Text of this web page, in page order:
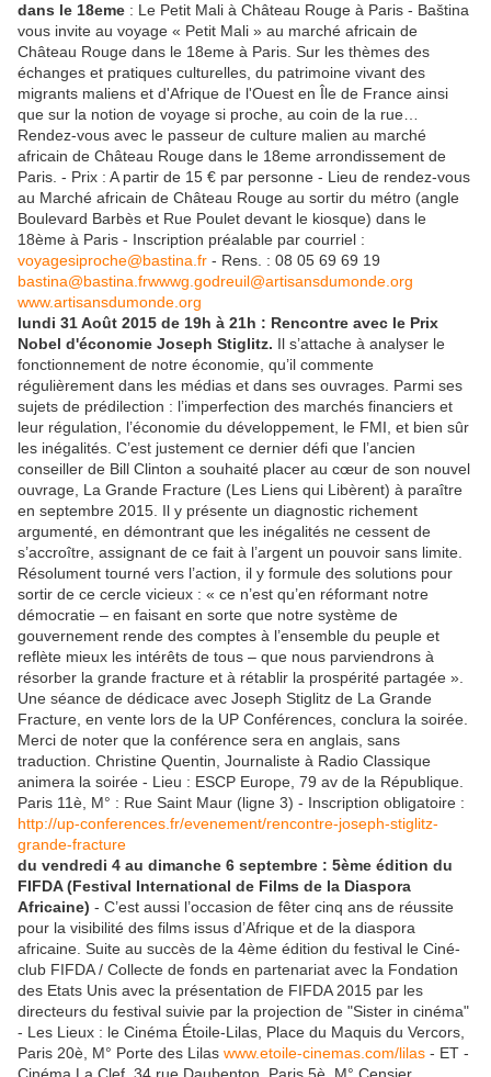
dans le 18eme : Le Petit Mali à Château Rouge à Paris - Baština
vous invite au voyage « Petit Mali » au marché africain de
Château Rouge dans le 18eme à Paris. Sur les thèmes des
échanges et pratiques culturelles, du patrimoine vivant des
migrants maliens et d'Afrique de l'Ouest en Île de France ainsi
que sur la notion de voyage si proche, au coin de la rue…
Rendez-vous avec le passeur de culture malien au marché
africain de Château Rouge dans le 18eme arrondissement de
Paris. - Prix : A partir de 15 € par personne - Lieu de rendez-vous
au Marché africain de Château Rouge au sortir du métro (angle
Boulevard Barbès et Rue Poulet devant le kiosque) dans le
18ème à Paris - Inscription préalable par courriel :
voyagesiproche@bastina.fr - Rens. : 08 05 69 69 19
bastina@bastina.frwwwg.godreuil@artisansdumonde.org
www.artisansdumonde.org
lundi 31 Août 2015 de 19h à 21h : Rencontre avec le Prix
Nobel d'économie Joseph Stiglitz. Il s’attache à analyser le
fonctionnement de notre économie, qu’il commente
régulièrement dans les médias et dans ses ouvrages. Parmi ses
sujets de prédilection : l’imperfection des marchés financiers et
leur régulation, l’économie du développement, le FMI, et bien sûr
les inégalités. C’est justement ce dernier défi que l’ancien
conseiller de Bill Clinton a souhaité placer au cœur de son nouvel
ouvrage, La Grande Fracture (Les Liens qui Libèrent) à paraître
en septembre 2015. Il y présente un diagnostic richement
argumenté, en démontrant que les inégalités ne cessent de
s’accroître, assignant de ce fait à l’argent un pouvoir sans limite.
Résolument tourné vers l’action, il y formule des solutions pour
sortir de ce cercle vicieux : « ce n’est qu’en réformant notre
démocratie – en faisant en sorte que notre système de
gouvernement rende des comptes à l’ensemble du peuple et
reflète mieux les intérêts de tous – que nous parviendrons à
résorber la grande fracture et à rétablir la prospérité partagée ».
Une séance de dédicace avec Joseph Stiglitz de La Grande
Fracture, en vente lors de la UP Conférences, conclura la soirée.
Merci de noter que la conférence sera en anglais, sans
traduction. Christine Quentin, Journaliste à Radio Classique
animera la soirée - Lieu : ESCP Europe, 79 av de la République.
Paris 11è, M° : Rue Saint Maur (ligne 3) - Inscription obligatoire :
http://up-conferences.fr/evenement/rencontre-joseph-stiglitz-
grande-fracture
du vendredi 4 au dimanche 6 septembre : 5ème édition du
FIFDA (Festival International de Films de la Diaspora
Africaine) - C’est aussi l’occasion de fêter cinq ans de réussite
pour la visibilité des films issus d’Afrique et de la diaspora
africaine. Suite au succès de la 4ème édition du festival le Ciné-
club FIFDA / Collecte de fonds en partenariat avec la Fondation
des Etats Unis avec la présentation de FIFDA 2015 par les
directeurs du festival suivie par la projection de "Sister in cinéma"
- Les Lieux : le Cinéma Étoile-Lilas, Place du Maquis du Vercors,
Paris 20è, M° Porte des Lilas www.etoile-cinemas.com/lilas - ET -